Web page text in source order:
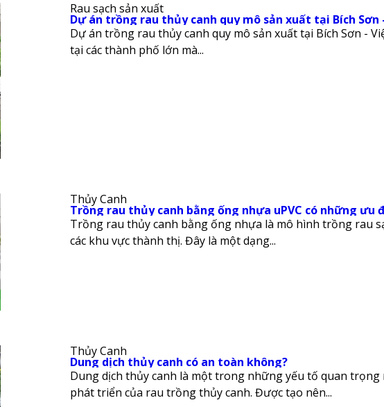
Rau sạch sản xuất
Dự án trồng rau thủy canh quy mô sản xuất tại Bích Sơn
Dự án trồng rau thủy canh quy mô sản xuất tại Bích Sơn -
tại các thành phố lớn mà...
Thủy Canh
Trồng rau thủy canh bằng ống nhựa uPVC có những ưu
Trồng rau thủy canh bằng ống nhựa là mô hình trồng rau
các khu vực thành thị. Đây là một dạng...
Thủy Canh
Dung dịch thủy canh có an toàn không?
Dung dịch thủy canh là một trong những yếu tố quan
phát triển của rau trồng thủy canh. Được tạo nên...